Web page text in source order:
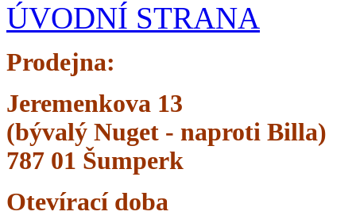
ÚVODNÍ STRANA
Prodejna:
Jeremenkova 13
(bývalý Nuget - naproti Billa)
787 01 Šumperk
Otevírací doba